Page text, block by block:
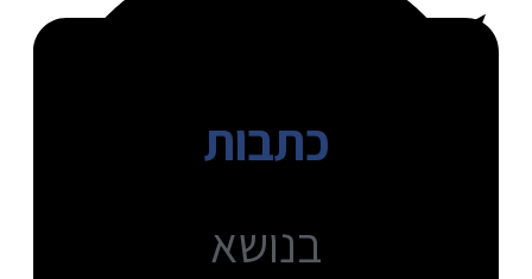
כתבות
בנושא